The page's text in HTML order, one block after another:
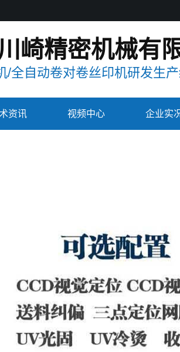
崎精密机械有
/全自动卷对卷丝印机研发生
资讯 视频中心 企业实